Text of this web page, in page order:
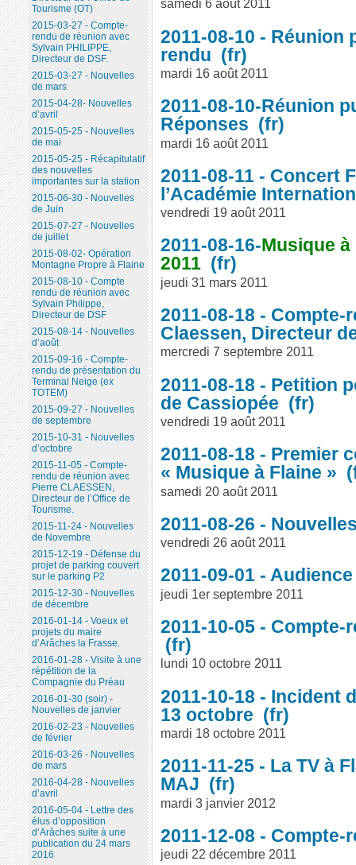
samedi 6 août 2011
2011-08-10 - Réunion
rendu
mardi 16 août 2011
2011-08-10-Réunion
Réponses
mardi 16 août 2011
2011-08-11 - Concert
l’Académie
vendredi 19 août 2011
2011-08-16-Musique à
2011
jeudi 31 mars 2011
2011-08-18 -
Claessen, Directeur
mercredi 7 septembre 2011
2011-08-18 - Petition
de Cassiopée
vendredi 19 août 2011
2011-08-18 - Premier
« Musique à Flaine »
samedi 20 août 2011
2011-08-26 -
vendredi 26 août 2011
2011-09-01 -
jeudi 1er septembre 2011
2011-10-05 -
lundi 10 octobre 2011
2011-10-18 - Incident
13 octobre
mardi 18 octobre 2011
2011-11-25 - La TV à
MAJ
mardi 3 janvier 2012
2011-12-08 -
jeudi 22 décembre 2011
Tourisme (OT)
2015-03-27 - Compte-
rendu de réunion avec
Sylvain PHILIPPE,
Directeur de DSF.
2015-03-27 - Nouvelles
de mars
2015-04-28- Nouvelles
d’avril
2015-05-25 - Nouvelles
de mai
2015-05-25 - Récapitulatif
des nouvelles
importantes sur la station
2015-06-30 - Nouvelles
de Juin
2015-07-27 - Nouvelles
de juillet
2015-08-02- Opération
Montagne Propre à Flaine
2015-08-10 - Compte
rendu de réunion avec
Sylvain Philippe,
Directeur de DSF
2015-08-14 - Nouvelles
d’août
2015-09-16 - Compte-
rendu de présentation du
Terminal Neige (ex
TOTEM)
2015-09-27 - Nouvelles
de septembre
2015-10-31 - Nouvelles
d’octobre
2015-11-05 - Compte-
rendu de réunion avec
Pierre CLAESSEN,
Directeur de l’Office de
Tourisme.
2015-11-24 - Nouvelles
de Novembre
2015-12-19 - Défense du
projet de parking couvert
sur le parking P2
2015-12-30 - Nouvelles
de décembre
2016-01-14 - Voeux et
projets du maire
d’Arâches la Frasse.
2016-01-28 - Visite à une
répétition de la
Compagnie du Préau
2016-01-30 (soir) -
Nouvelles de janvier
2016-02-23 - Nouvelles
de février
2016-03-26 - Nouvelles
de mars
2016-04-28 - Nouvelles
d’avril
2016-05-04 - Lettre des
élus d’opposition
d’Arâches suite à une
publication du 24 mars
2016